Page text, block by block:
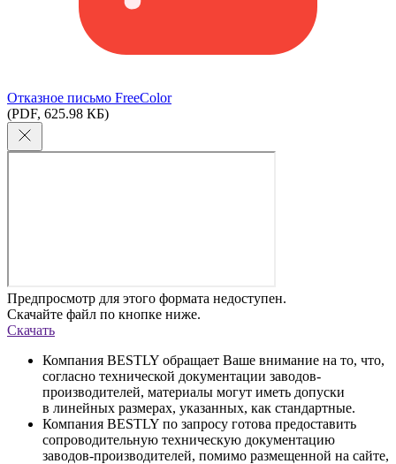
Отказное письмо FreeColor
(PDF, 625.98 КБ)
Предпросмотр для этого формата недоступен.
Скачайте файл по кнопке ниже.
Скачать
Компания BESTLY обращает Ваше внимание на то, что,
согласно технической документации заводов-
производителей, материалы могут иметь допуски
в линейных размерах, указанных, как стандартные.
Компания BESTLY по запросу готова предоставить
сопроводительную техническую документацию
заводов-производителей, помимо размещенной на сайте,